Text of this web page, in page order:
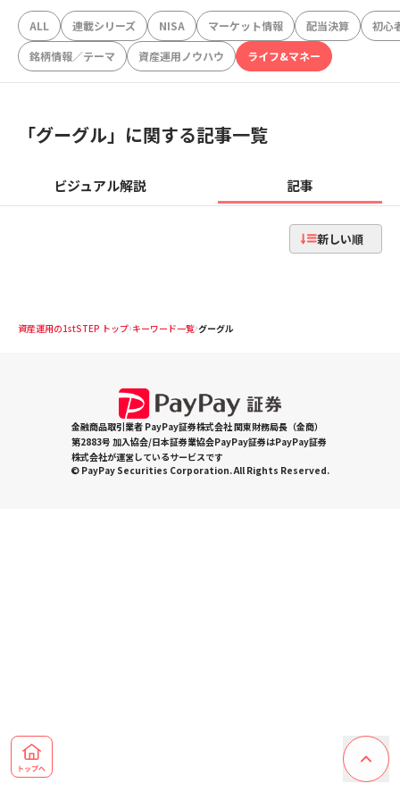
ALL 連載シリーズ NISA マーケット情報 配当決算
初心
銘柄情報／テーマ
資産運用ノウハウ ライフ&マネー
「グーグル」に関する記事一覧
ビジュアル解説 記事
新しい順
資産運用の1stSTEP トップ キーワード一覧 グーグル
金融商品取引業者 PayPay証券株式会社 関東財務局長（金商）
第2883号 加入協会/日本証券業協会PayPay証券はPayPay証券
株式会社が運営しているサービスです
© PayPay Securities Corporation. All Rights Reserved.